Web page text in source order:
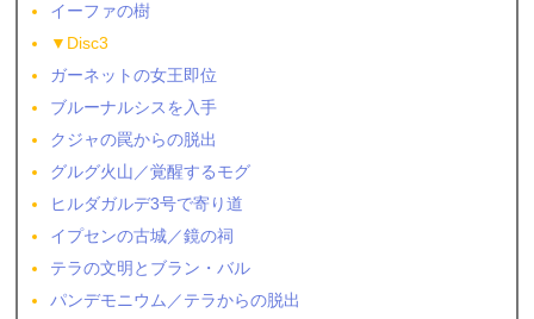
イーファの樹
▼Disc3
ガーネットの女王即位
ブルーナルシスを入手
クジャの罠からの脱出
グルグ火山／覚醒するモグ
ヒルダガルデ3号で寄り道
イプセンの古城／鏡の祠
テラの文明とブラン・バル
パンデモニウム／テラからの脱出